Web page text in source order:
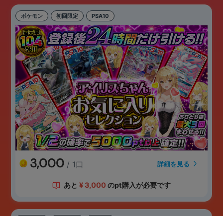
ポケモン 初回限定 PSA10
3,000 / 1口 詳細を見る
あと ¥ 3,000 のpt購入が必要です